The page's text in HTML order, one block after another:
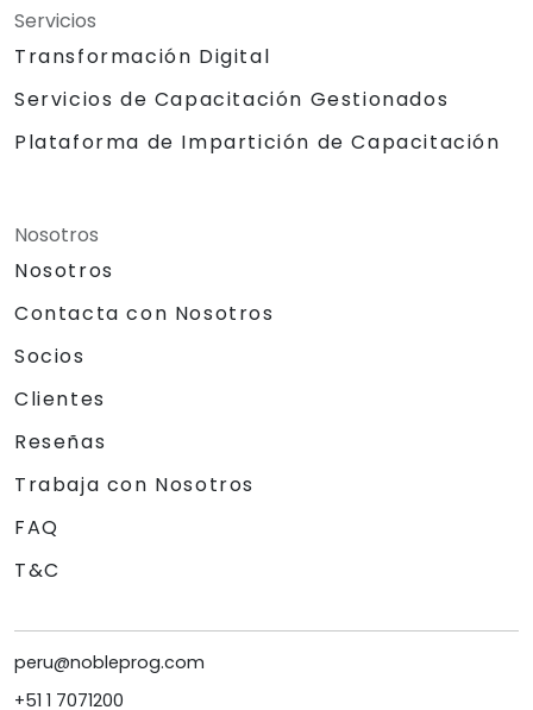
Servicios
Transformación Digital
Servicios de Capacitación Gestionados
Plataforma de Impartición de Capacitación
Nosotros
Nosotros
Contacta con Nosotros
Socios
Clientes
Reseñas
Trabaja con Nosotros
FAQ
T&C
peru@nobleprog.com
+51 1 7071200